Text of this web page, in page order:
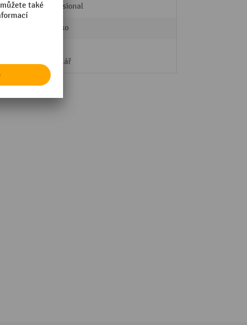
Professional
kukátko
kancelář